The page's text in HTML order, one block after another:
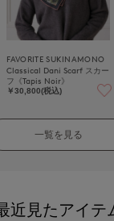
FAVORITE SUKINAMONO
Classical Dani Scarf スカー
フ《Tapis Noir》
￥30,800(税込)
一覧を見る
近見たアイテ